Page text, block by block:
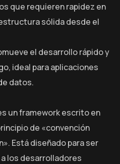
que requieren rapidez en
sólida desde el
el desarrollo rápido y
ideal para aplicaciones
datos.
un framework escrito en
de «convención
Está diseñado para ser
los desarrolladores